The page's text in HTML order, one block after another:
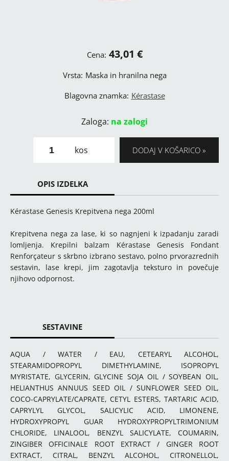
Cena: 43,01 €
Vrsta: Maska in hranilna nega
Blagovna znamka: Kérastase
Zaloga: na zalogi
DODAJ V KOŠARICO
kos
OPIS IZDELKA
Kérastase Genesis Krepitvena nega 200ml
Krepitvena nega za lase, ki so nagnjeni k izpadanju zaradi
lomljenja. Krepilni balzam Kérastase Genesis Fondant
Renforçateur s skrbno izbrano sestavo, polno prvorazrednih
sestavin, lase krepi, jim zagotavlja teksturo in povečuje
njihovo odpornost.
SESTAVINE
AQUA / WATER / EAU, CETEARYL ALCOHOL,
STEARAMIDOPROPYL DIMETHYLAMINE, ISOPROPYL
MYRISTATE, GLYCERIN, GLYCINE SOJA OIL / SOYBEAN OIL,
HELIANTHUS ANNUUS SEED OIL / SUNFLOWER SEED OIL,
COCO-CAPRYLATE/CAPRATE, CETYL ESTERS, TARTARIC ACID,
CAPRYLYL GLYCOL, SALICYLIC ACID, LIMONENE,
HYDROXYPROPYL GUAR HYDROXYPROPYLTRIMONIUM
CHLORIDE, LINALOOL, BENZYL SALICYLATE, COUMARIN,
ZINGIBER OFFICINALE ROOT EXTRACT / GINGER ROOT
EXTRACT, CITRAL, BENZYL ALCOHOL, CITRONELLOL,